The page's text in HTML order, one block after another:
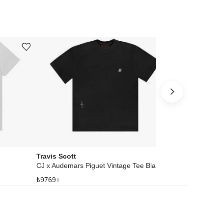
Ürünü istek listesine ekle veya listeden çıkar
Travis Scott
CJ x Audemars Piguet Vintage Tee Black
₺9769+